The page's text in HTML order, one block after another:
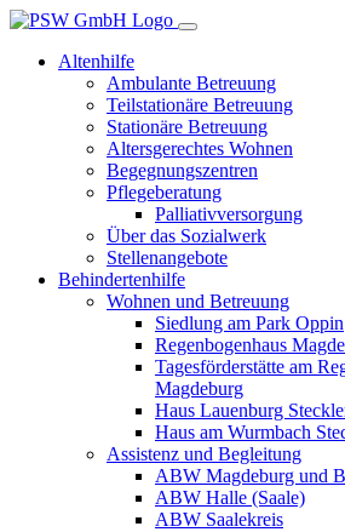
Altenhilfe
Ambulante Betreuung
Teilstationäre Betreuung
Stationäre Betreuung
Altersgerechtes Wohnen
Begegnungszentren
Pflegeberatung
Palliativversorgung
Über das Sozialwerk
Stellenangebote
Behindertenhilfe
Wohnen und Betreuung
Siedlung am Park Oppin
Regenbogenhaus
Tagesförderstätte am
Magdeburg
Haus Lauenburg
Haus am Wurmbach
Assistenz und Begleitung
ABW Magdeburg und
ABW Halle (Saale)
ABW Saalekreis